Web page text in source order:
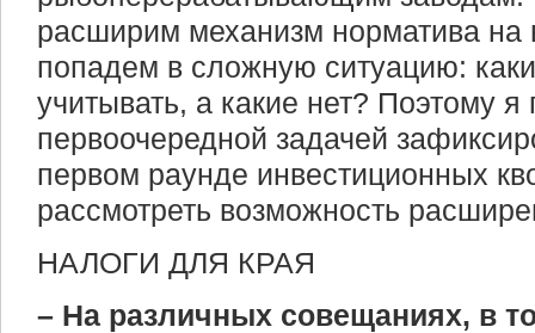
расширим механизм норматива на
попадем в сложную ситуацию:
учитывать, а какие нет? Поэтому я
первоочередной задачей
первом раунде инвестиционных
рассмотреть возможность
НАЛОГИ ДЛЯ КРАЯ
– На различных совещаниях, в